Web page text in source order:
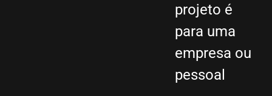
projeto é
para uma
empresa ou
pessoal